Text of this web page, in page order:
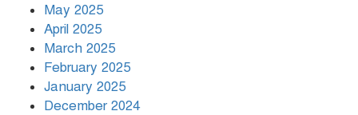
May 2025
April 2025
March 2025
February 2025
January 2025
December 2024